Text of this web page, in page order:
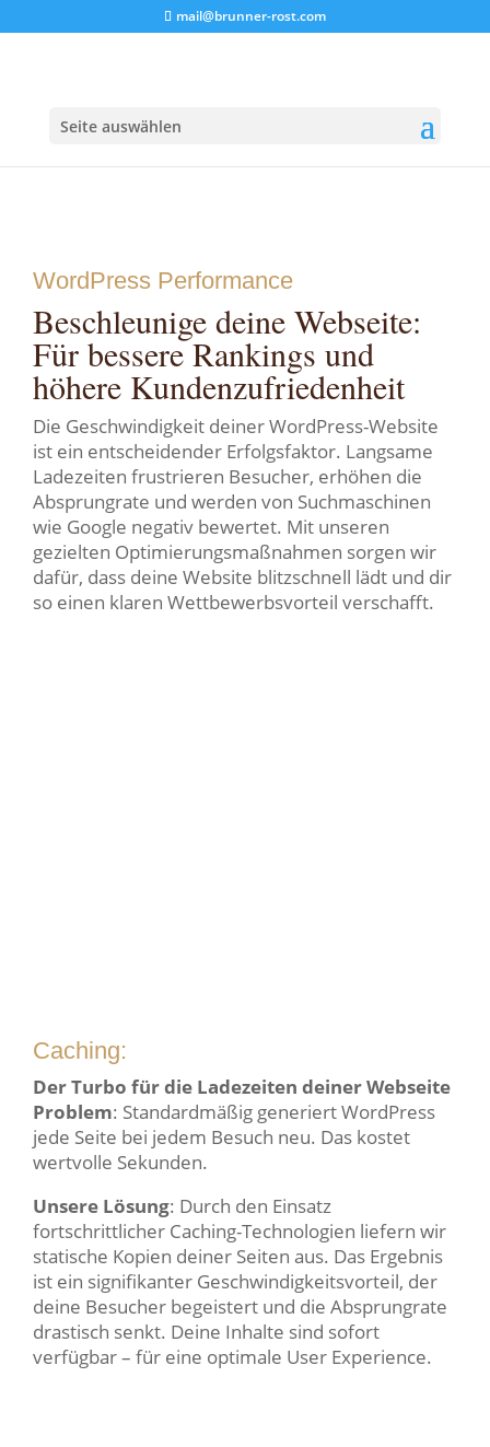
mail@brunner-rost.com
Seite auswählen
WordPress Performance
Beschleunige deine Webseite:
Für bessere Rankings und
höhere Kundenzufriedenheit
Die Geschwindigkeit deiner WordPress-Website
ist ein entscheidender Erfolgsfaktor. Langsame
Ladezeiten frustrieren Besucher, erhöhen die
Absprungrate und werden von Suchmaschinen
wie Google negativ bewertet. Mit unseren
gezielten Optimierungsmaßnahmen sorgen wir
dafür, dass deine Website blitzschnell lädt und dir
so einen klaren Wettbewerbsvorteil verschafft.
Caching:
Der Turbo für die Ladezeiten deiner Webseite
Problem: Standardmäßig generiert WordPress
jede Seite bei jedem Besuch neu. Das kostet
wertvolle Sekunden.
Unsere Lösung: Durch den Einsatz
fortschrittlicher Caching-Technologien liefern wir
statische Kopien deiner Seiten aus. Das Ergebnis
ist ein signifikanter Geschwindigkeitsvorteil, der
deine Besucher begeistert und die Absprungrate
drastisch senkt. Deine Inhalte sind sofort
verfügbar – für eine optimale User Experience.